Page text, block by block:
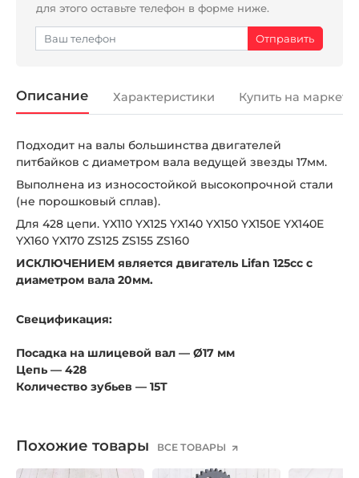
для этого оставьте телефон в форме ниже.
Описание Характеристики Купить на
Подходит на валы большинства двигателей
питбайков c диаметром вала ведущей звезды 17мм.
Выполнена из износостойкой высокопрочной стали
(не порошковый сплав).
Для 428 цепи. YX110 YX125 YX140 YX150 YX150E YX140E
YX160 YX170 ZS125 ZS155 ZS160
ИСКЛЮЧЕНИЕМ является двигатель Lifan 125cc с
диаметром вала 20мм.
Свецификация:
Посадка на шлицевой вал — Ø17 мм
Цепь — 428
Количество зубьев — 15T
Похожие товары ВСЕ ТОВАРЫ